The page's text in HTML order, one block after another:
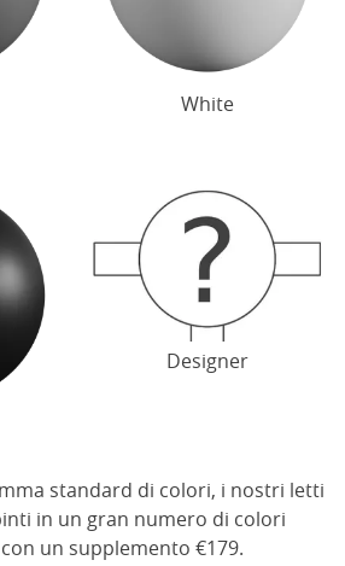
White
Designer
standard di colori, i nostri letti
in un gran numero di colori
un supplemento €179.